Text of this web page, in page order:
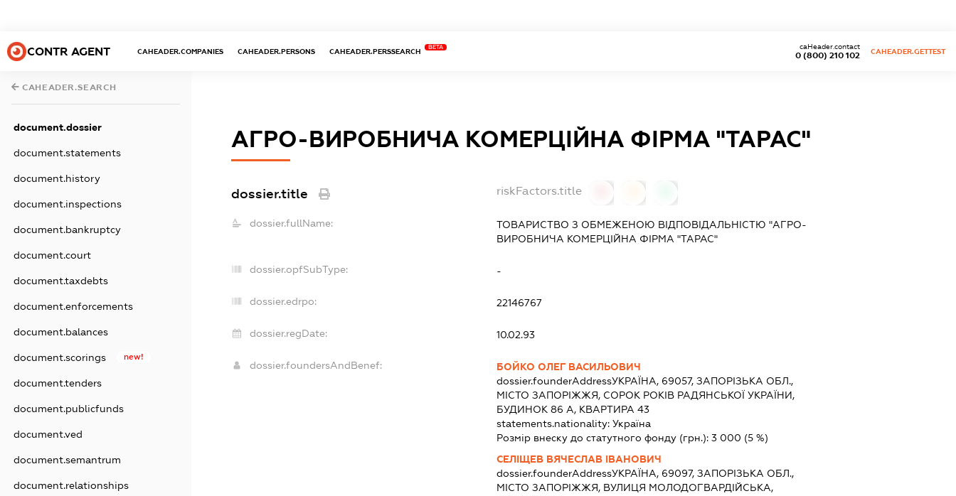
CONTR AGENT CAHEADER.COMPANIES CAHEADER.PERSONS CAHEADER.PERSSEARCH
BETA
0 (800) 210 102
caHeader.contact
CAHEADER.GETTEST
CAHEADER.SEARCH
document.dossier
document.statements
document.history
document.inspections
document.bankruptcy
document.court
document.taxdebts
document.enforcements
document.balances
document.scorings new!
document.tenders
document.publicfunds
document.ved
document.semantrum
document.relationships
АГРО-ВИРОБНИЧА КОМЕРЦІЙНА ФІРМА "ТАРАС"
dossier.title riskFactors.title
dossier.fullName:
ТОВАРИСТВО З ОБМЕЖЕНОЮ ВІДПОВІДАЛЬНІСТЮ "АГРО-
ВИРОБНИЧА КОМЕРЦІЙНА ФІРМА "ТАРАС"
dossier.opfSubType: -
dossier.edrpo: 22146767
dossier.regDate: 10.02.93
dossier.foundersAndBenef:
БОЙКО ОЛЕГ ВАСИЛЬОВИЧ
dossier.founderAddressУКРАЇНА, 69057, ЗАПОРІЗЬКА ОБЛ.,
МІСТО ЗАПОРІЖЖЯ, СОРОК РОКІВ РАДЯНСЬКОЇ УКРАЇНИ,
БУДИНОК 86 А, КВАРТИРА 43
statements.nationality: Україна
Розмір внеску до статутного фонду (грн.): 3 000 (5 %)
СЕЛІЩЕВ ВЯЧЕСЛАВ ІВАНОВИЧ
dossier.founderAddressУКРАЇНА, 69097, ЗАПОРІЗЬКА ОБЛ.,
МІСТО ЗАПОРІЖЖЯ, ВУЛИЦЯ МОЛОДОГВАРДІЙСЬКА,